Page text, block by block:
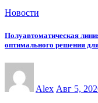
Новости
Полуавтоматическая
оптимального решения
Alex Авг 5,